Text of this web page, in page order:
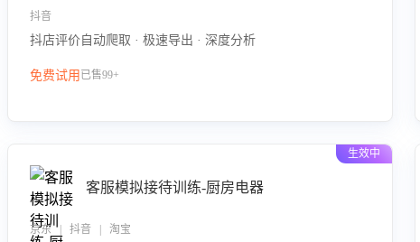
抖音
抖店评价自动爬取 · 极速导出 · 深度分析
免费试用 已售99+
生效中
客服模拟接待训练-厨房电器
京东 | 抖音 | 淘宝